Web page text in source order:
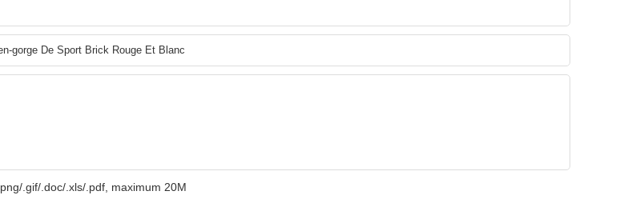
.gif/.doc/.xls/.pdf, maximum 20M